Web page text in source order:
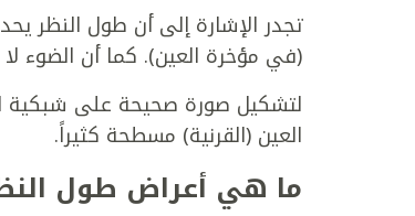
تجدر الإشارة إلى أن طول النظر
(في مؤخرة العين). كما أن الضوء
لتشكيل صورة صحيحة على شبكية
العين (القرنية) مسطحة كثيراً.
ما هي أعراض طول